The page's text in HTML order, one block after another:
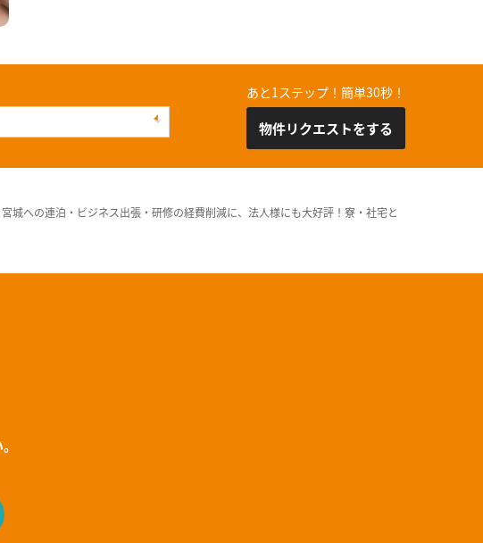
あと1ステップ！簡単30秒！
物件リクエストをする
城への連泊・ビジネス出張・研修の経費削減に、法人様にも大好評！寮・社宅と